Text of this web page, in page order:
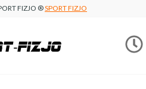
FIZJO ®SPORT FIZJO
fizjo.com